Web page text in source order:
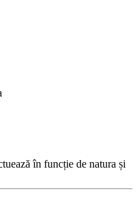
în funcție de natura și